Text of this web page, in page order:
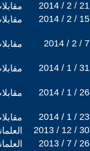
2014 / 2 / 21
2014 / 2 / 15
2014 / 2 / 7
2014 / 1 / 31
2014 / 1 / 26
2014 / 1 / 23
2013 / 12 / 30
2013 / 7 / 26